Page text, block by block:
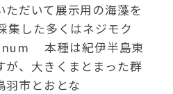
だいて展示用の海藻を
集した多くはネジモク
本種は紀伊半島東
が、大きくまとまった群
羽市とおとな